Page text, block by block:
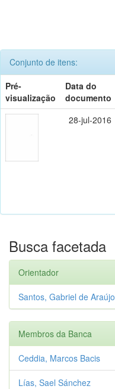
Conjunto de itens:
Pré-
visualização
Data do
documento
28-jul-2016
Busca facetada
Orientador
Santos, Gabriel de Araújo
Membros da Banca
Ceddia, Marcos Bacis
Lías, Sael Sánchez